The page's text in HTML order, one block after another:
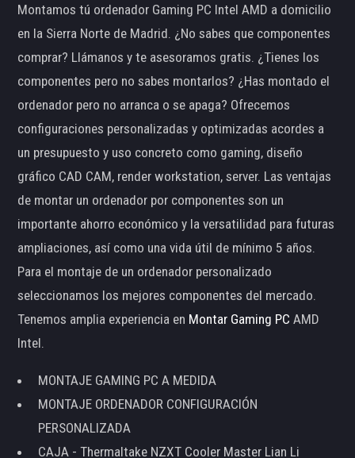
Montamos tú ordenador Gaming PC Intel AMD a domicilio
en la Sierra Norte de Madrid. ¿No sabes que componentes
comprar? Llámanos y te asesoramos gratis. ¿Tienes los
componentes pero no sabes montarlos? ¿Has montado el
ordenador pero no arranca o se apaga? Ofrecemos
configuraciones personalizadas y optimizadas acordes a
un presupuesto y uso concreto como gaming, diseño
gráfico CAD CAM, render workstation, server. Las ventajas
de montar un ordenador por componentes son un
importante ahorro económico y la versatilidad para futuras
ampliaciones, así como una vida útil de mínimo 5 años.
Para el montaje de un ordenador personalizado
seleccionamos los mejores componentes del mercado.
Tenemos amplia experiencia en Montar Gaming PC AMD
Intel.
MONTAJE GAMING PC A MEDIDA
MONTAJE ORDENADOR CONFIGURACIÓN
PERSONALIZADA
CAJA - Thermaltake NZXT Cooler Master Lian Li